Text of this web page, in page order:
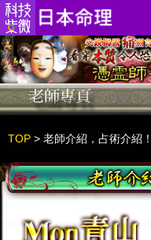
TOP > 老師介紹，占術介紹！